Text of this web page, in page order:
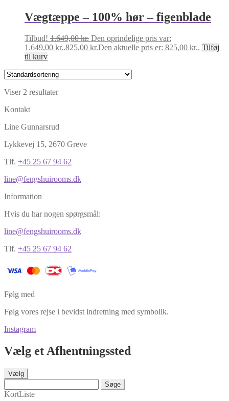
Vægtæppe – 100% hør – figenblade
Tilbud! 1.649,00kr. Den oprindelige pris var:
1.649,00 kr..825,00 kr.Den aktuelle pris er: 825,00 kr.. Tilføj
til kurv
Viser 2 resultater
Kontakt
Line Gunnarsrud
Lykkevej 15, 2670 Greve
Tlf. +45 25 67 94 62
line@fengshuirooms.dk
Information
Hvis du har nogen spørgsmål:
line@fengshuirooms.dk
Tlf. +45 25 67 94 62
Følg med
Følg vores rejse i bevidst indretning med symbolik.
Instagram
Vælg et Afhentningssted
Vælg
Søge
KortListe